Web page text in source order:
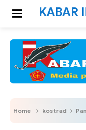
KABAR
Home kostrad